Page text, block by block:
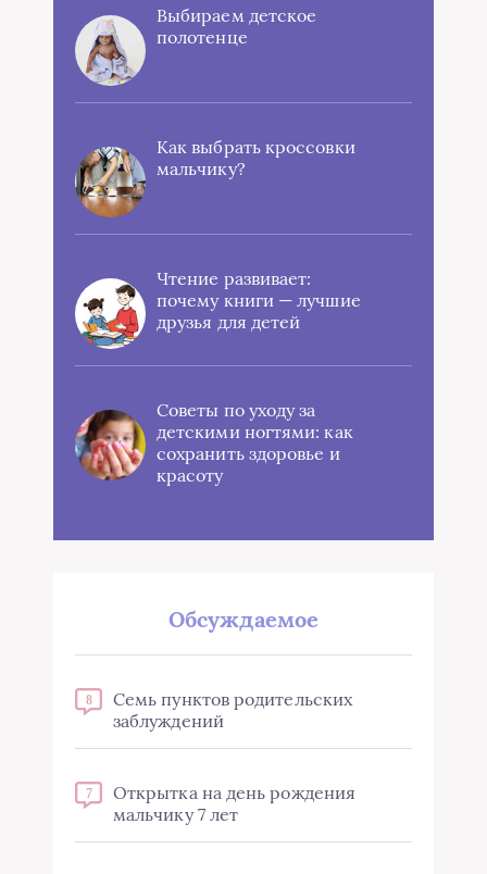
Выбираем детское
полотенце
Как выбрать кроссовки
мальчику?
Чтение развивает:
почему книги — лучшие
друзья для детей
Советы по уходу за
детскими ногтями: как
сохранить здоровье и
красоту
Обсуждаемое
8
Семь пунктов родительских
заблуждений
7
Открытка на день рождения
мальчику 7 лет